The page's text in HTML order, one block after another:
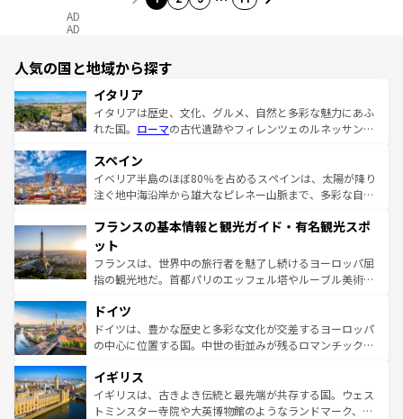
AD
AD
人気の国と地域から探す
イタリア
イタリアは歴史、文化、グルメ、自然と多彩な魅力にあふ
れた国。 ローマの古代遺跡やフィレンツェのルネッサンス
ろん、トスカーナの美しい田園風景やアマルフィ海岸の絶
景など、自然景観も見逃せない。観光の合間には、本場の
ピザやパスタなど、絶品のイタリア料理を堪能することも
ませてくれるイタリアで、忘れられない旅をしてみよう！
なお、新着のイタリア情報は
しい。
スペイン
イベリア半島のほぼ80％を占めるスペインは、太陽が降り
注ぐ地中海沿岸から雄大なピレネー山脈まで、多彩な自然
文化が根付くこの国では、情熱的なフラメンコ、熱気あふ
れる闘牛、そして美味しいタパスが生活の一部となってい
る。首都マドリードの洗練された雰囲気や、バルセロナの
アートに溢れた街角から、地方では古代ローマ遺跡や中世
せる。地方によって風土や気候が異なるスペインはその個
性で訪れる人を魅了する。 なお、新着のスペイン情報は コ
ンテンツ一覧を参照してほしい。
フランスの基本情報と観光ガイド・有名観光スポ
ット
フランスは、世界中の旅行者を魅了し続けるヨーロッパ屈
指の観光地だ。首都パリのエッフェル塔やルーブル美術館
で、幅広い魅力が詰まっている。華麗な宮殿、歴史的な大
聖堂、美しいビーチ、そして豊かな自然が、訪れる者を心
から魅了する。また、フランスは美食の国としても知ら
いる。シャンパンの発祥地であるランス、プロヴァンスの
香り高いラベンダー畑など、多彩な楽しみ方が可能だ。さ
らに、パリ以外の地域にも魅力が溢れており、どの街角に
ドイツ
ドイツは、豊かな歴史と多彩な文化が交差するヨーロッパ
の中心に位置する国。中世の街並みが残るロマンチック街
顔を持つこの国は、どこを歩いても飽きることがない。ベ
ルリンの文化的活気、バイエルン州のアルプスの絶景、そ
してライン川沿いのワイン畑といった風景は必見。ビール
イギリス
イギリスは、古きよき伝統と最先端が共存する国。ウェス
トミンスター寺院や大英博物館のようなランドマーク、歴